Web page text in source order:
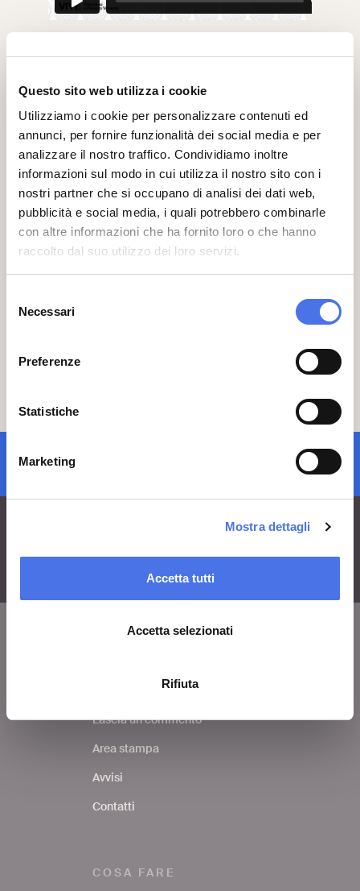
Questo sito web utilizza i cookie
Utilizziamo i cookie per personalizzare contenuti ed
annunci, per fornire funzionalità dei social media e per
analizzare il nostro traffico. Condividiamo inoltre
informazioni sul modo in cui utilizza il nostro sito con i
nostri partner che si occupano di analisi dei dati web,
pubblicità e social media, i quali potrebbero combinarle
con altre informazioni che ha fornito loro o che hanno
raccolto dal suo utilizzo dei loro servizi.
delNecessari
Preferenze
Statistiche
Marketing
Mostra dettagli
Accetta tutti
Accetta selezionati
Rifiuta
Nelle zone dove sono presenti depositi di
carbonato di ammonio utilizzando polpa
di carta come supportante. L’impacco
viene coperto con un foglio di pellicola di
alluminio per mantenere l’impacco il più
tempo possibile umido. Dopo mezz’ora
l’impacco viene rimosso e lo sporco ormai
solubilizzato viene rimosso
meccanicamente con spazzolini ed
acqua.
viene applicato un prodotto a base di
nano-calce diluita in acqua distillata, e
le vecchie stuccature, ormai non sono più
aderenti ed eseguite con materiali
stuccature con polvere di marmo
iscrizione newsletter
Lascia un commento
Area stampa
Avvisi
Contatti
COSA FARE